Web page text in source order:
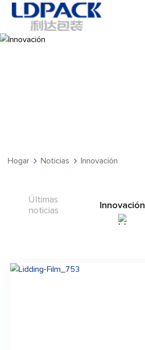
Hogar Noticias Innovación
Últimas
noticias
Innovación